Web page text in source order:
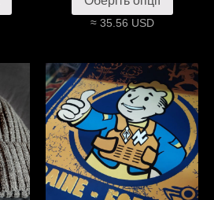
≈ 35.56 USD